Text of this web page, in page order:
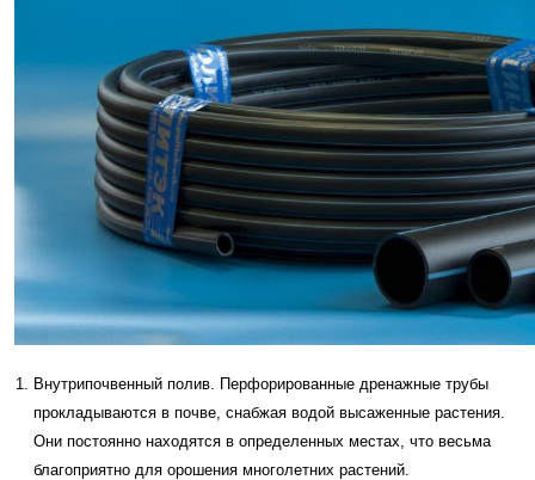
Внутрипочвенный полив. Перфорированные дренажные трубы
прокладываются в почве, снабжая водой высаженные растения.
Они постоянно находятся в определенных местах, что весьма
благоприятно для орошения многолетних растений.